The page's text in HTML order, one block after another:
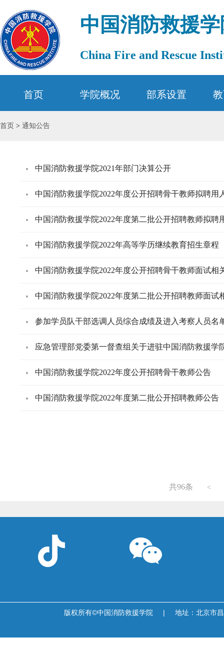
中国消防救援
China Fire and Rescue
首页 学院概况 部系设置
首页 > 通知公告
中国消防救援学院2021年部门决算公开
中国消防救援学院2022年度公开招聘骨干教师拟聘用
中国消防救援学院2022年度第二批公开招聘教师拟聘
中国消防救援学院2022年高等学历继续教育招生章程
中国消防救援学院2022年度公开招聘骨干教师面试相
中国消防救援学院2022年度第二批公开招聘教师面试
参加学员队干部选调人员综合成绩及进入考察人员名
应急管理部党委第一督查组关于进驻中国消防救援学
中国消防救援学院2022年度公开招聘骨干教师公告
中国消防救援学院2022年度第二批公开招聘教师公告
共96条 <
 
版权所有©中国消防救援学院 | 地址：北京市